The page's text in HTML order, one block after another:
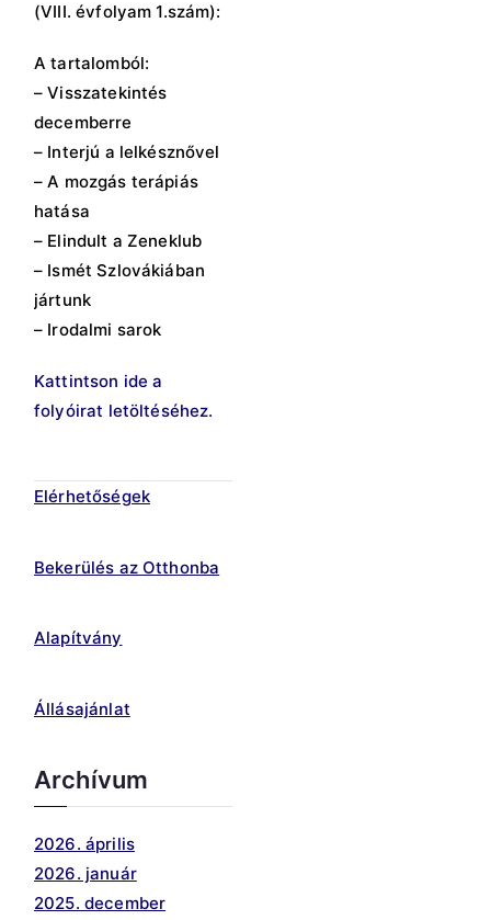
(VIII. évfolyam 1.szám):
A tartalomból:
– Visszatekintés
decemberre
– Interjú a lelkésznővel
– A mozgás terápiás
hatása
– Elindult a Zeneklub
– Ismét Szlovákiában
jártunk
– Irodalmi sarok
Kattintson ide a
folyóirat letöltéséhez.
Elérhetőségek
Bekerülés az Otthonba
Alapítvány
Állásajánlat
Archívum
2026. április
2026. január
2025. december